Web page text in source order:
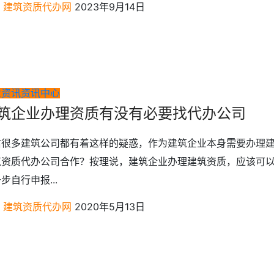
建筑资质代办网 2023年9月14日
讯资讯中心
企业办理资质有没有必要找代办公司
多建筑公司都有着这样的疑惑，作为建筑企业本身需要办理
质代办公司合作？按理说，建筑企业办理建筑资质，应该可
自行申报...
建筑资质代办网 2020年5月13日